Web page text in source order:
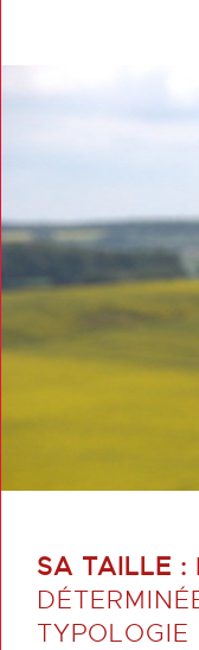
SA TAILLE :
TYPOLOGIE